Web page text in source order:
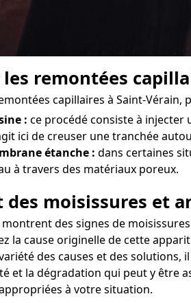
remontées
capillaires à Saint-
: ce procédé consiste à
ici de creuser une tranchée
étanche : dans certaines
à travers des matériaux poreux.
des moisissures et
des signes de
la cause originelle de cette
des causes et des
et la dégradation qui peut y être
à votre situation.